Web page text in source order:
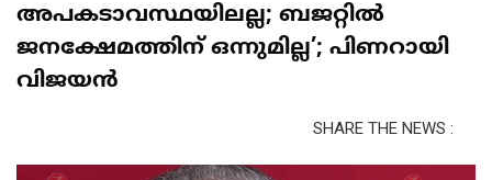
അപകടാവസ്ഥയിലല്ല; ബജറ്റിൽ
ജനക്ഷേമത്തിന് ഒന്നുമില്ല’; പിണറായി
വിജയൻ
SHARE THE NEWS :